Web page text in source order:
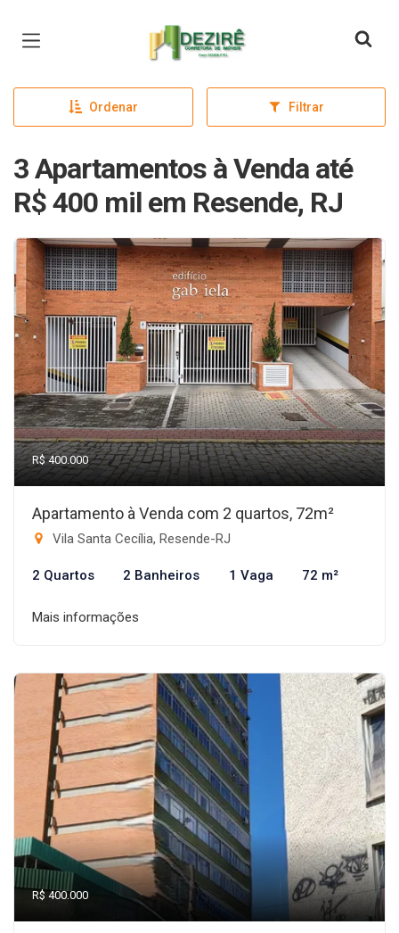
Página inicial
Ordenar Filtrar
3 Apartamentos à Venda até
R$ 400 mil em Resende, RJ
R$ 400.000
Apartamento à Venda com 2 quartos, 72m²
Vila Santa Cecília, Resende-RJ
2 Quartos 2 Banheiros 1 Vaga 72 m²
Mais informações
R$ 400.000